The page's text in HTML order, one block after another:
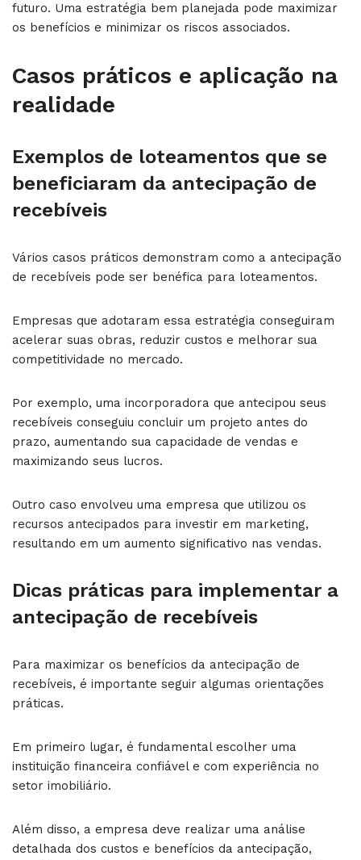
futuro. Uma estratégia bem planejada pode maximizar
os benefícios e minimizar os riscos associados.
Casos práticos e aplicação na
realidade
Exemplos de loteamentos que se
beneficiaram da antecipação de
recebíveis
Vários casos práticos demonstram como a antecipação
de recebíveis pode ser benéfica para loteamentos.
Empresas que adotaram essa estratégia conseguiram
acelerar suas obras, reduzir custos e melhorar sua
competitividade no mercado.
Por exemplo, uma incorporadora que antecipou seus
recebíveis conseguiu concluir um projeto antes do
prazo, aumentando sua capacidade de vendas e
maximizando seus lucros.
Outro caso envolveu uma empresa que utilizou os
recursos antecipados para investir em marketing,
resultando em um aumento significativo nas vendas.
Dicas práticas para implementar a
antecipação de recebíveis
Para maximizar os benefícios da antecipação de
recebíveis, é importante seguir algumas orientações
práticas.
Em primeiro lugar, é fundamental escolher uma
instituição financeira confiável e com experiência no
setor imobiliário.
Além disso, a empresa deve realizar uma análise
detalhada dos custos e benefícios da antecipação,